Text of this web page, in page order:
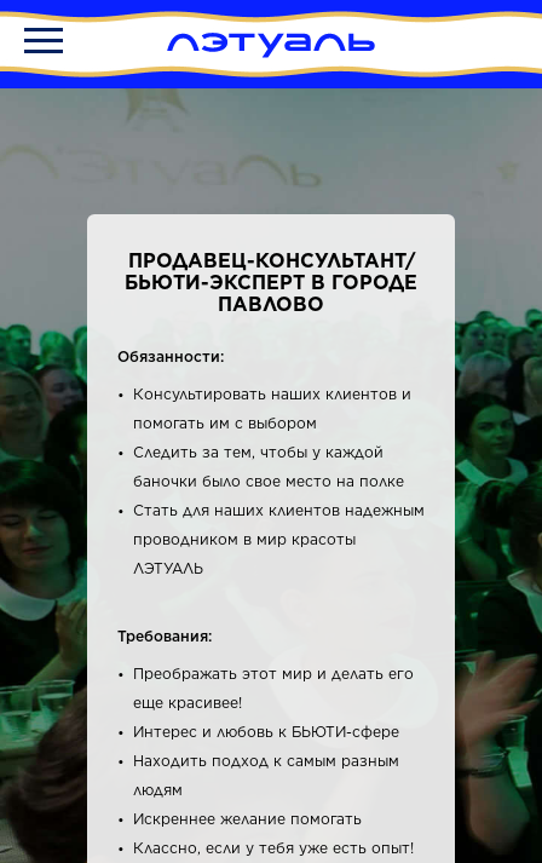
ПРОДАВЕЦ-КОНСУЛЬТАНТ/
БЬЮТИ-ЭКСПЕРТ В ГОРОДЕ
ПАВЛОВО
Обязанности:
Консультировать наших клиентов и
помогать им с выбором
Следить за тем, чтобы у каждой
баночки было свое место на полке
Стать для наших клиентов надежным
проводником в мир красоты
ЛЭТУАЛЬ
Требования:
Преображать этот мир и делать его
еще красивее!
Интерес и любовь к БЬЮТИ-сфере
Находить подход к самым разным
людям
Искреннее желание помогать
Классно, если у тебя уже есть опыт!